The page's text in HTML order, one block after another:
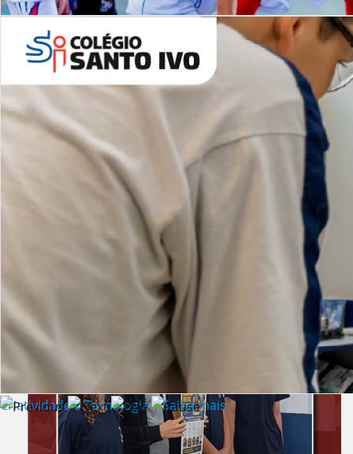
Desafios | Saiba mais
Criatividade e Tecnologia | Saiba mais